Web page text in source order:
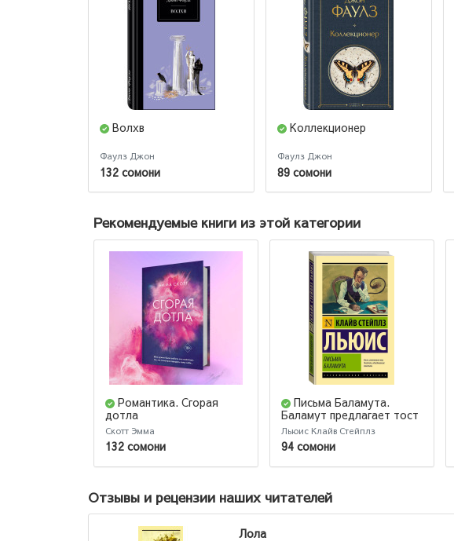
Волхв
Фаулз Джон
132 сомони
Коллекционер
Фаулз Джон
89 сомони
Рекомендуемые книги из этой категории
Романтика. Сгорая
дотла
Скотт Эмма
132 сомони
Письма Баламута.
Баламут предлагает тост
Льюис Клайв Стейплз
94 сомони
Отзывы и рецензии наших читателей